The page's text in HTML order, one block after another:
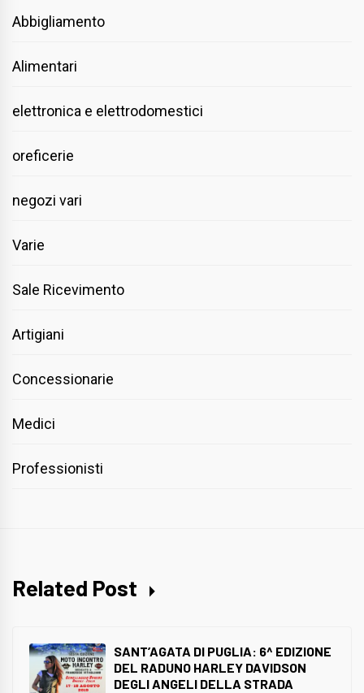
Abbigliamento
Alimentari
elettronica e elettrodomestici
oreficerie
negozi vari
Varie
Sale Ricevimento
Artigiani
Concessionarie
Medici
Professionisti
Related Post
SANT’AGATA DI PUGLIA: 6^ EDIZIONE
DEL RADUNO HARLEY DAVIDSON
DEGLI ANGELI DELLA STRADA